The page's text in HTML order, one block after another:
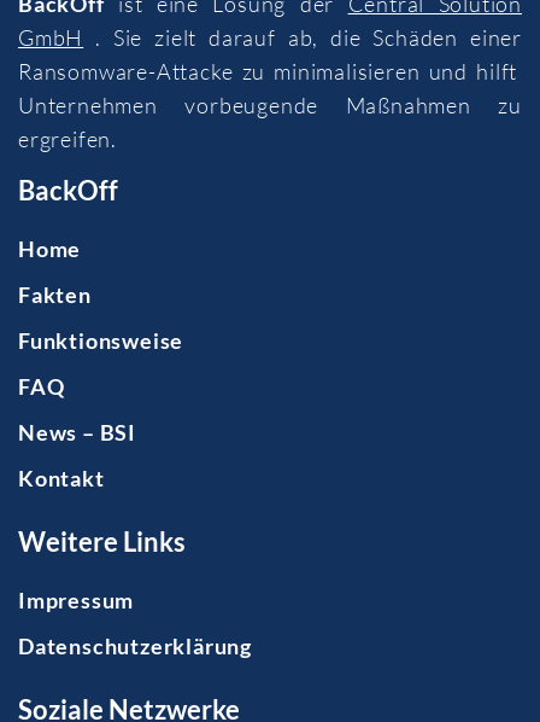
GmbH
. Sie zielt darauf ab, die Schäden einer
Ransomware-Attacke zu minimalisieren und hilft
Unternehmen vorbeugende Maßnahmen zu
ergreifen.
BackOff
Home
Fakten
Funktionsweise
FAQ
News – BSI
Kontakt
Weitere Links
Impressum
Datenschutzerklärung
Soziale Netzwerke